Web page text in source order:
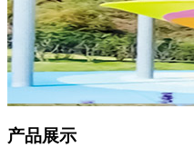
产品展示